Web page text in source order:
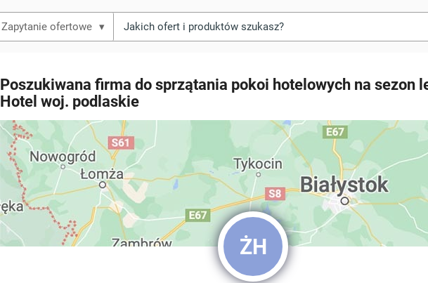
▾
Poszukiwana firma do sprzątania pokoi hotelowych na sezon
Hotel woj. podlaskie
ŻH